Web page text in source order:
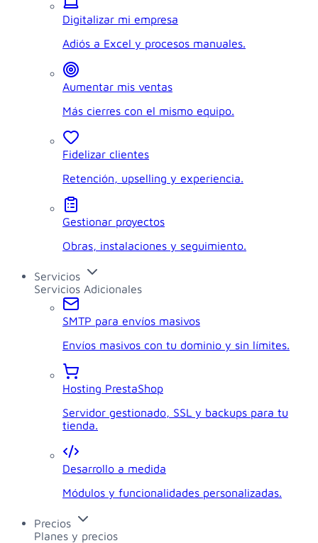
Digitalizar mi empresa
Adiós a Excel y procesos manuales.
Aumentar mis ventas
Más cierres con el mismo equipo.
Fidelizar clientes
Retención, upselling y experiencia.
Gestionar proyectos
Obras, instalaciones y seguimiento.
Servicios
Servicios Adicionales
SMTP para envíos masivos
Envíos masivos con tu dominio y sin límites.
Hosting PrestaShop
Servidor gestionado, SSL y backups para tu
tienda.
Desarrollo a medida
Módulos y funcionalidades personalizadas.
Precios
Planes y precios